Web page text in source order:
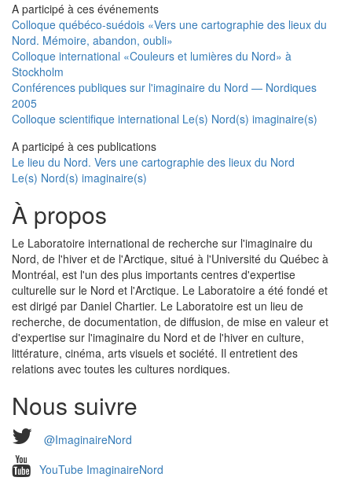
A participé à ces événements
Colloque québéco-suédois «Vers une cartographie des lieux du
Nord. Mémoire, abandon, oubli»
Colloque international «Couleurs et lumières du Nord» à
Stockholm
Conférences publiques sur l'imaginaire du Nord — Nordiques
2005
Colloque scientifique international Le(s) Nord(s) imaginaire(s)
A participé à ces publications
Le lieu du Nord. Vers une cartographie des lieux du Nord
Le(s) Nord(s) imaginaire(s)
À propos
Le Laboratoire international de recherche sur l'imaginaire du
Nord, de l'hiver et de l'Arctique, situé à l'Université du Québec à
Montréal, est l'un des plus importants centres d'expertise
culturelle sur le Nord et l'Arctique. Le Laboratoire a été fondé et
est dirigé par Daniel Chartier. Le Laboratoire est un lieu de
recherche, de documentation, de diffusion, de mise en valeur et
d'expertise sur l'imaginaire du Nord et de l'hiver en culture,
littérature, cinéma, arts visuels et société. Il entretient des
relations avec toutes les cultures nordiques.
Nous suivre
@ImaginaireNord
YouTube ImaginaireNord